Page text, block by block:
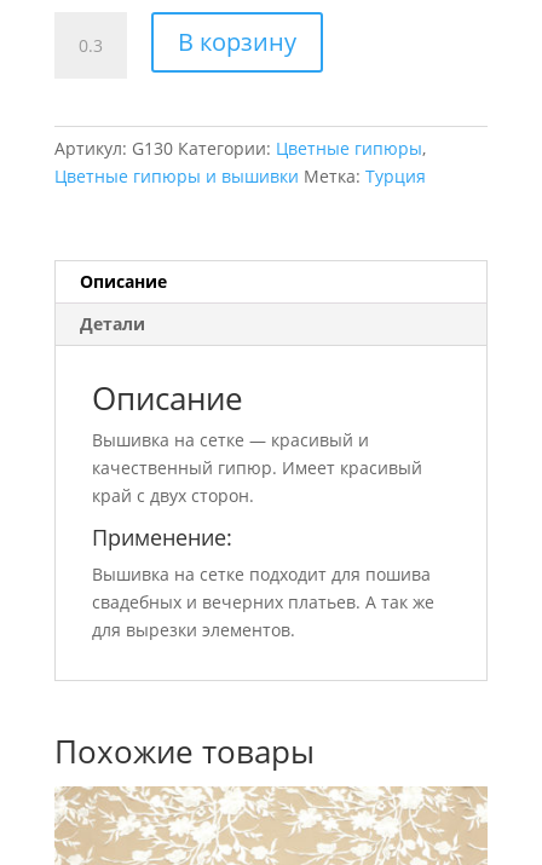
товара
14
В корзину
Артикул: G130 Категории: Цветные гипюры,
Цветные гипюры и вышивки Метка: Турция
Описание
Детали
Описание
Вышивка на сетке — красивый и
качественный гипюр. Имеет красивый
край с двух сторон.
Применение:
Вышивка на сетке подходит для пошива
свадебных и вечерних платьев. А так же
для вырезки элементов.
Похожие товары